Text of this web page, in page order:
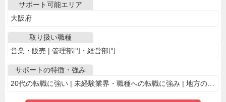
サポート可能エリア
大阪府
取り扱い職種
営業・販売 | 管理部門・経営部門
サポートの特徴・強み